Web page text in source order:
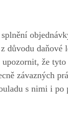
důvodu
že
závazných
s nimi i po